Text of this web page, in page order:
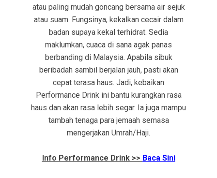
atau paling mudah goncang bersama air sejuk
atau suam. Fungsinya, kekalkan cecair dalam
badan supaya kekal terhidrat. Sedia
maklumkan, cuaca di sana agak panas
berbanding di Malaysia. Apabila sibuk
beribadah sambil berjalan jauh, pasti akan
cepat terasa haus. Jadi, kebaikan
Performance Drink ini bantu kurangkan rasa
haus dan akan rasa lebih segar. Ia juga mampu
tambah tenaga para jemaah semasa
mengerjakan Umrah/Haji.
Info Performance Drink >> Baca Sini